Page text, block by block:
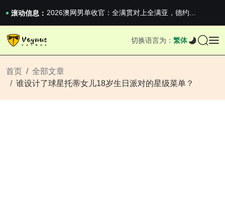
滚动信息： 《巅峰守卫 Highguard》正式上线，官...
iPhone 16e 发布，苹果你不要太离谱
2026澳网男单收官：全满贯对上全满亚，德约...
切换语言为： 繁体
首页
全部文章
谁设计了球星托蒂女儿18岁生日派对的星级菜单？